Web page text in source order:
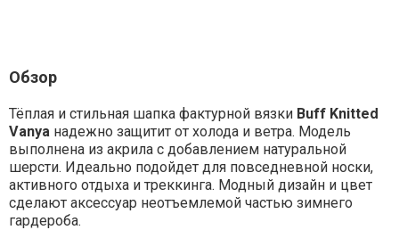
Обзор
Тёплая и стильная шапка фактурной вязки Buff Knitted
Vanya надежно защитит от холода и ветра. Модель
выполнена из акрила с добавлением натуральной
шерсти. Идеально подойдет для повседневной носки,
активного отдыха и треккинга. Модный дизайн и цвет
сделают аксессуар неотъемлемой частью зимнего
гардероба.